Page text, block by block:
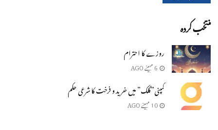
منتخب کردہ
روزے کا احترام
کمپنی”گلک” میں خرید و فرخت کا شرعی حکم